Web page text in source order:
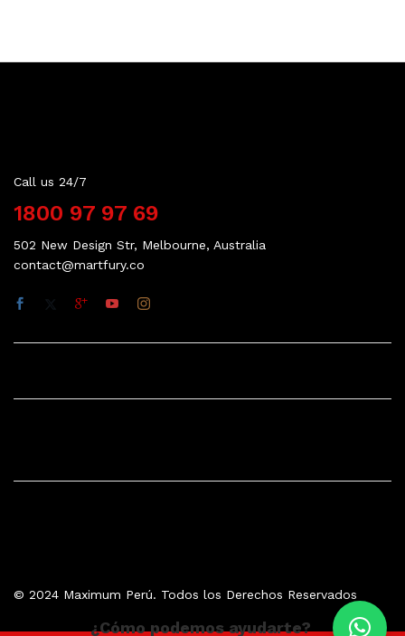
Call us 24/7
1800 97 97 69
502 New Design Str, Melbourne, Australia
contact@martfury.co
© 2024 Maximum Perú. Todos los Derechos Reservados
¿Cómo podemos ayudarte?